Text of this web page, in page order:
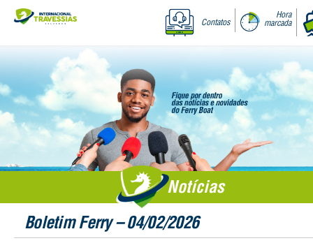
Contatos
Hora
marcada
Notícias
Boletim Ferry – 04/02/2026